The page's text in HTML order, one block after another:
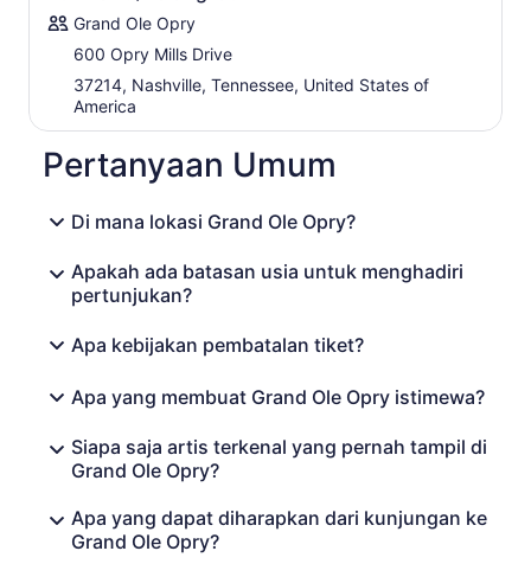
tidak hanya bagi penggemar musik country, tetapi juga
pecinta musik secara umum.
Grand Ole Opry
600 Opry Mills Drive
37214, Nashville, Tennessee, United States of
America
Pertanyaan Umum
Di mana lokasi Grand Ole Opry?
Apakah ada batasan usia untuk menghadiri
pertunjukan?
Apa kebijakan pembatalan tiket?
Apa yang membuat Grand Ole Opry istimewa?
Siapa saja artis terkenal yang pernah tampil di
Grand Ole Opry?
Apa yang dapat diharapkan dari kunjungan ke
Grand Ole Opry?